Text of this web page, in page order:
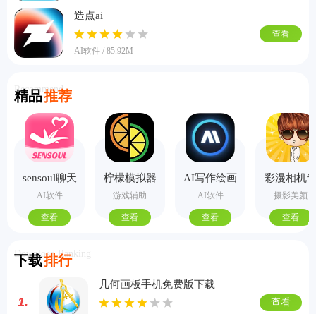
造点ai
AI软件 / 85.92M
查看
精品推荐
Recommend
sensoul聊天
AI软件
查看
柠檬模拟器
手机版
游戏辅助
查看
AI写作绘画
视频PPT助
手
AI软件
查看
彩漫相机
业版
摄影美颜
查看
下载排行
Download Ranking
1.
几何画板手机免费版下载
查看